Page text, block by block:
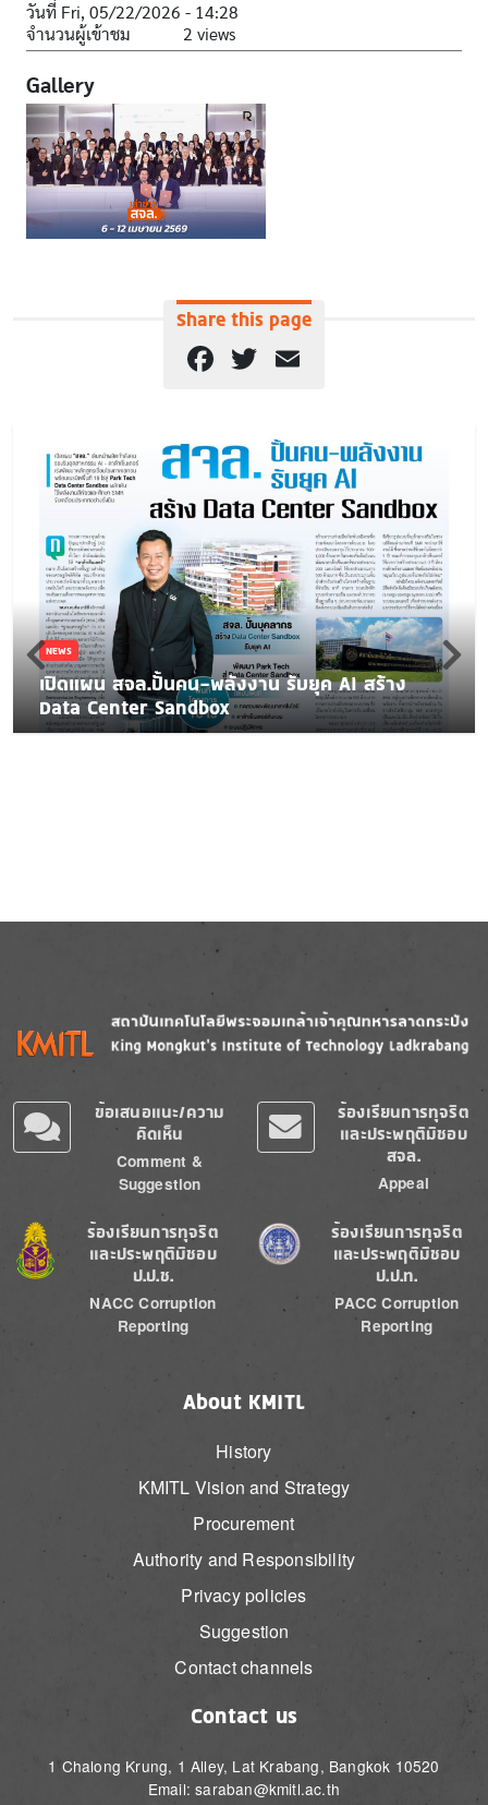
วันที่ Fri, 05/22/2026 - 14:28
จำนวนผู้เข้าชม
2 views
Gallery
Share this page
Facebook
Twitter
NEWS
เปิดแผน สจล.ปั้นคน-พลังงาน รับยุค AI สร้าง
Data Center Sandbox
Image
ข้อเสนอแนะ/ความ
คิดเห็น
Comment &
Suggestion
ร้องเรียนการทุจริต
และประพฤติมิชอบ
สจล.
Appeal
Image
ร้องเรียนการทุจริต
และประพฤติมิชอบ
ป.ป.ช.
NACC Corruption
Reporting
Image
ร้องเรียนการทุจริต
และประพฤติมิชอบ
ป.ป.ท.
PACC Corruption
Reporting
About KMITL
History
KMITL Vision and Strategy
Procurement
Authority and Responsibility
Privacy policies
Suggestion
Contact channels
Contact us
1 Chalong Krung, 1 Alley, Lat Krabang, Bangkok 10520
Email: saraban@kmitl.ac.th